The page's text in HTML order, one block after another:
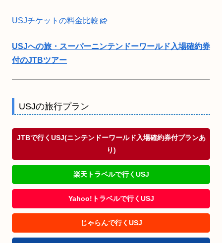
USJチケットの料金比較
USJへの旅・スーパーニンテンドーワールド入場確約券
付のJTBツアー
USJの旅行プラン
JTBで行くUSJ(ニンテンドーワールド入場確約券付プランあ
り)
楽天トラベルで行くUSJ
Yahoo!トラベルで行くUSJ
じゃらんで行くUSJ